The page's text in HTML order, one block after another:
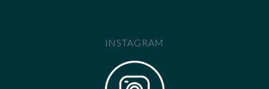
INSTAGRAM